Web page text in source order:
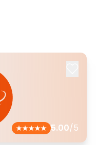
5.00/5